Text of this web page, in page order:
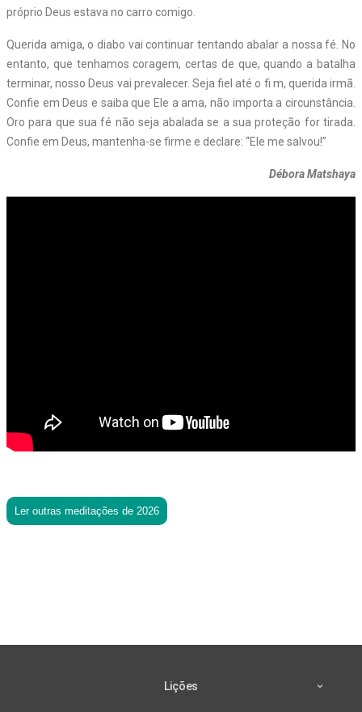
próprio Deus estava no carro comigo.
Querida amiga, o diabo vai continuar tentando abalar a nossa fé. No
entanto, que tenhamos coragem, certas de que, quando a batalha
terminar, nosso Deus vai prevalecer. Seja fiel até o fi m, querida irmã.
Confie em Deus e saiba que Ele a ama, não importa a circunstância.
Oro para que sua fé não seja abalada se a sua proteção for tirada.
Confie em Deus, mantenha-se firme e declare: “Ele me salvou!”
Débora Matshaya
Ler outras meditações de 2026
Lições